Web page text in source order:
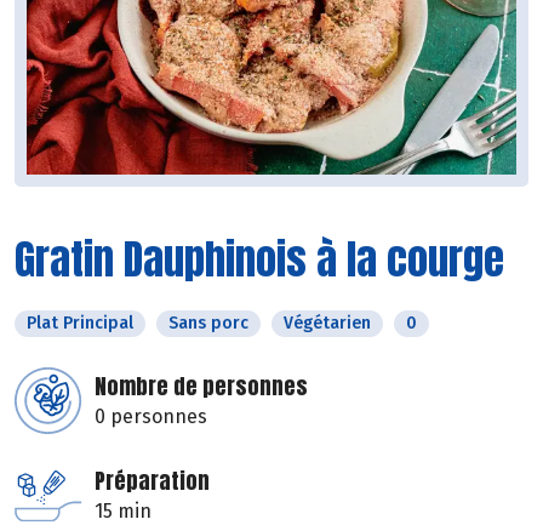
Gratin Dauphinois à la courge
Plat Principal Sans porc Végétarien 0
Nombre de personnes
0 personnes
Préparation
15 min